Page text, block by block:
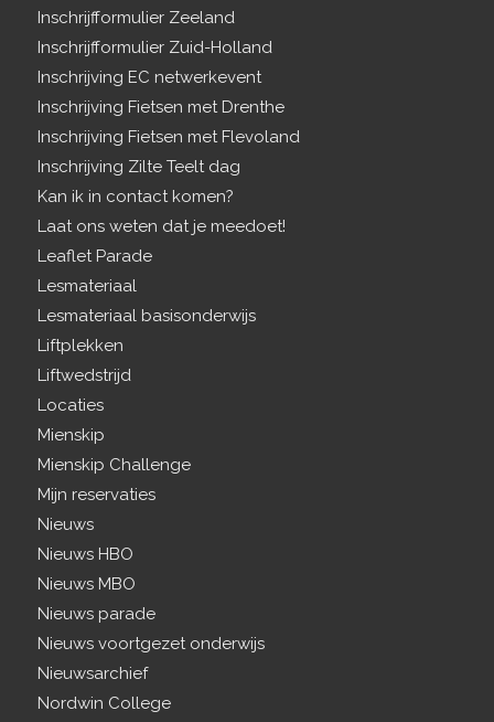
Inschrijfformulier Zeeland
Inschrijfformulier Zuid-Holland
Inschrijving EC netwerkevent
Inschrijving Fietsen met Drenthe
Inschrijving Fietsen met Flevoland
Inschrijving Zilte Teelt dag
Kan ik in contact komen?
Laat ons weten dat je meedoet!
Leaflet Parade
Lesmateriaal
Lesmateriaal basisonderwijs
Liftplekken
Liftwedstrijd
Locaties
Mienskip
Mienskip Challenge
Mijn reservaties
Nieuws
Nieuws HBO
Nieuws MBO
Nieuws parade
Nieuws voortgezet onderwijs
Nieuwsarchief
Nordwin College